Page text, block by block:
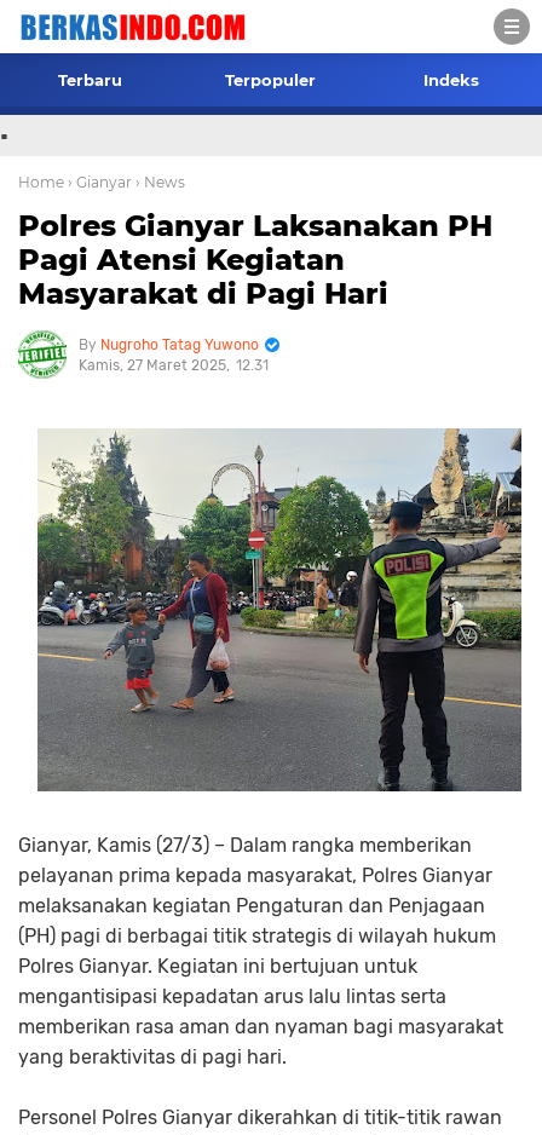
Terbaru Terpopuler Indeks
.
Home › Gianyar › News
Polres Gianyar Laksanakan PH
Pagi Atensi Kegiatan
Masyarakat di Pagi Hari
Nugroho Tatag Yuwono
Kamis, 27 Maret 2025 12.31
Gianyar, Kamis (27/3) – Dalam rangka memberikan
pelayanan prima kepada masyarakat, Polres Gianyar
melaksanakan kegiatan Pengaturan dan Penjagaan
(PH) pagi di berbagai titik strategis di wilayah hukum
Polres Gianyar. Kegiatan ini bertujuan untuk
mengantisipasi kepadatan arus lalu lintas serta
memberikan rasa aman dan nyaman bagi masyarakat
yang beraktivitas di pagi hari.
Personel Polres Gianyar dikerahkan di titik-titik rawan